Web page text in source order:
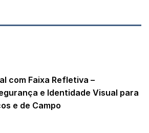
com Faixa Refletiva –
e Identidade Visual para
e de Campo